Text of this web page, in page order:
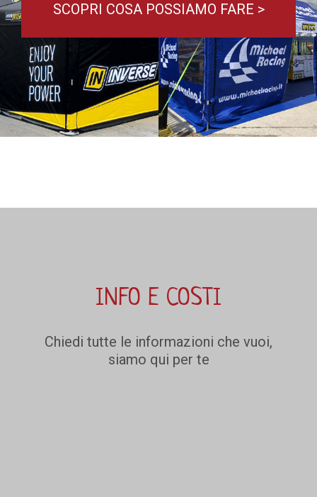
SCOPRI COSA POSSIAMO FARE >
INFO E COSTI
Chiedi tutte le informazioni che vuoi,
siamo qui per te